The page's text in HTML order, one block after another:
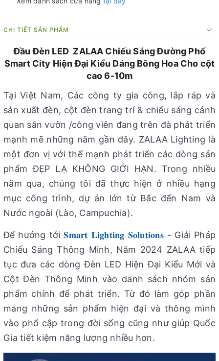
CHI TIẾT SẢN PHẨM
Đầu Đèn LED ZALAA Chiếu Sáng Đường Phố
Smart City Hiện Đại Kiểu Dáng Bông Hoa Cho cột
cao 6-10m
Tại Việt Nam, Các công ty gia công, lắp ráp và
sản xuất đèn, cột đèn trang trí & chiếu sáng cảnh
quan sân vườn /công viên đang trên đà phát triển
mạnh mẽ những năm gần đây. ZALAA Lighting là
một đơn vị với thế mạnh phát triển các dòng sản
phẩm ĐẸP LẠ KHÔNG GIỚI HẠN. Trong nhiều
năm qua, chúng tôi đã thực hiện ở nhiều hạng
mục công trình, dự án lớn từ Bắc đến Nam và
Nước ngoài (Lào, Campuchia).
Để hướng tới𝐒𝐦𝐚𝐫𝐭 𝐋𝐢𝐠𝐡𝐭𝐢𝐧𝐠 𝐒𝐨𝐥𝐮𝐭𝐢𝐨𝐧𝐬- Giải Pháp
Chiếu Sáng Thông Minh, Năm 2024 ZALAA tiếp
tục đưa các dòng Đèn LED Hiện Đại Kiểu Mới và
Cột Đèn Thông Minh vào danh sách nhóm sản
phẩm chính để phát triển. Từ đó làm góp phần
mang những sản phẩm hiện đại và thông mình
vào phổ cập trong đời sống cũng như giúp Quốc
Gia tiết kiệm năng lượng nhiều hơn.